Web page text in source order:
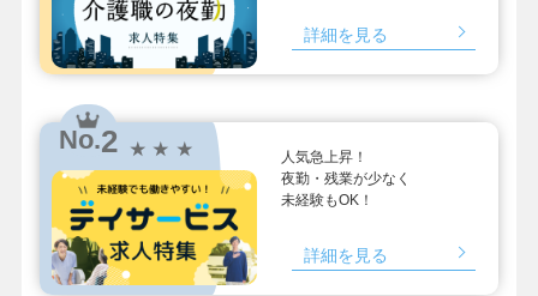
詳細を見る
No.2 ★ ★ ★
人気急上昇！
夜勤・残業が少なく
未経験もOK！
詳細を見る